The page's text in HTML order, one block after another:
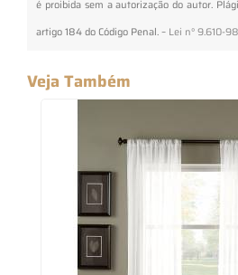
é proibida sem a autorização do autor.
artigo 184 do Código Penal. – Lei n° 9.610-
Veja Também